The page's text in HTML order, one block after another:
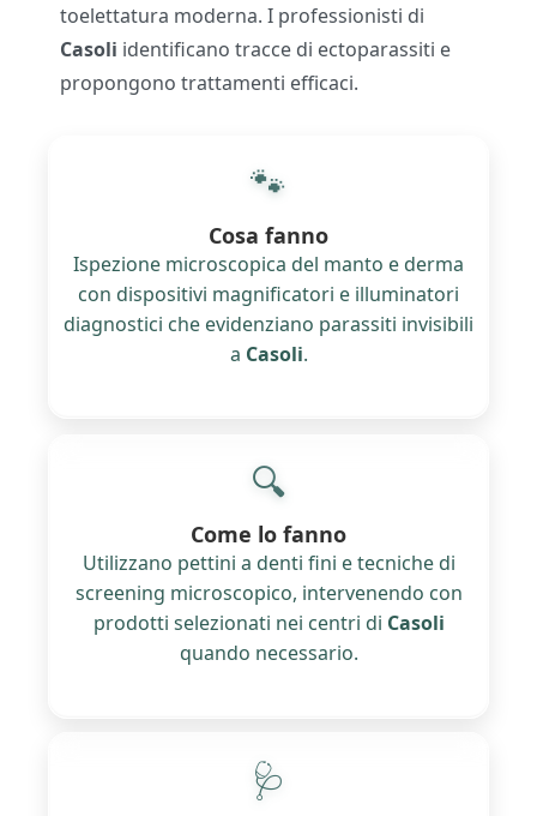
toelettatura moderna. I professionisti di
Casoli identificano tracce di ectoparassiti e
propongono trattamenti efficaci.
🐾
Cosa fanno
Ispezione microscopica del manto e derma
con dispositivi magnificatori e illuminatori
diagnostici che evidenziano parassiti invisibili
a Casoli.
🔍
Come lo fanno
Utilizzano pettini a denti fini e tecniche di
screening microscopico, intervenendo con
prodotti selezionati nei centri di Casoli
quando necessario.
🩺